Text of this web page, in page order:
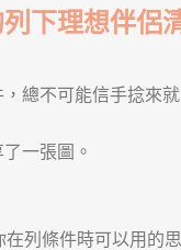
下理想伴侶
總不可能信手捻來就
一張圖。
列條件時可以用的